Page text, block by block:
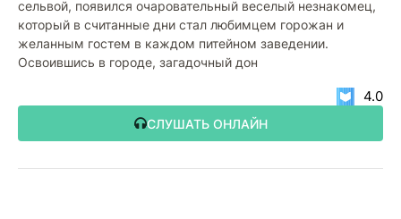
сельвой, появился очаровательный веселый незнакомец,
который в считанные дни стал любимцем горожан и
желанным гостем в каждом питейном заведении.
Освоившись в городе, загадочный дон
СЛУШАТЬ ОНЛАЙН
4.0